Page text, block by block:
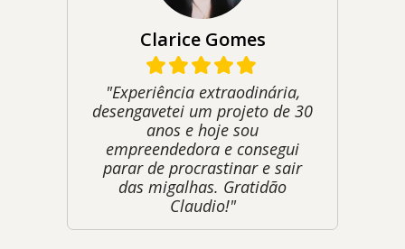
Clarice Gomes
"Experiência extraodinária,
desengavetei um projeto de 30
anos e hoje sou
empreendedora e consegui
parar de procrastinar e sair
das migalhas. Gratidão
Claudio!"